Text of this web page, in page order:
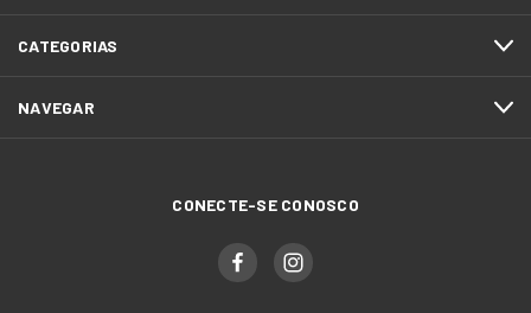
CATEGORIAS
NAVEGAR
CONECTE-SE CONOSCO